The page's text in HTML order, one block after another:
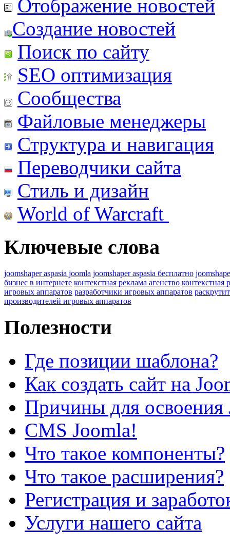
Отображение новостей
Создание новостей
Поиск по сайту
SEO оптимизация
Сообщества
Файловые менеджеры
Структура и навигация
Переводчики сайта
Стиль и дизайн
World of Warcraft
Ключевые слова
joomshaper aspasia joomla joomshaper aspasia бесплатно
бизнес в интернете контекстная реклама агенство контекстная
игровых аппаратов разработчики игровых аппаратов
производителей игровых аппаратов
Полезности
Где позиции шаблона?
Как создать сайт на
Причины для освоения
CMS Joomla!
Что такое компоненты?
Что такое расширения?
Регистрация и
Услуги нашего сайта